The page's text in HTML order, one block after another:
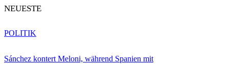
NEUESTE
Sánchez kontert Meloni, während Spanien mit
POLITIK